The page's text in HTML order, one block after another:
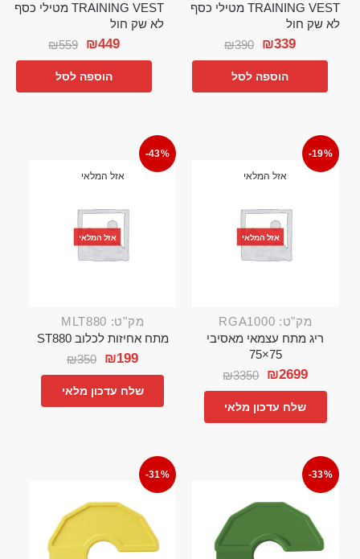
TRAINING VEST מטילי כסף
לא שק חול
₪390 ₪339
הוספה לסל
TRAINING VEST מטילי כסף
לא שק חול
₪559 ₪449
הוספה לסל
-19%
אזל המלאי
אזל המלאי
מק"ט: RGA1000
ריג מתח עצמאי מאסיבי
75×75
₪3350 ₪2699
שלח עדכון מלאי
-43%
אזל המלאי
אזל המלאי
מק"ט: MLT880
מתח אחיזות לכלוב ST880
₪350 ₪199
שלח עדכון מלאי
-33%
-31%